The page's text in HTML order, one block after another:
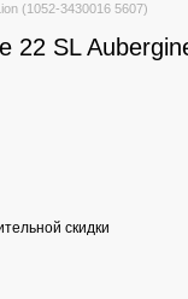
(1052-3430016 5607)
22 SL
скидки